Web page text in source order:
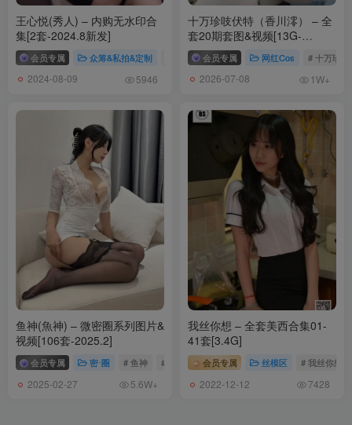
[2026.1.21]
Umeko J – NO.184 Blanc Fortune Express[75P-4V-1.06G]
[12.27]
Umeko J – NO.182 Chun Li Outfit 4[98P-8V-1.41G]
Umeko J – NO.181 Cammy White [102P7V-1.41GB]
[11.22]
Umeko J – NO.180 Morrigan Aensland[95P-9V-2.39G]
[11.4]
Umeko J – NO.179 Elegg (NIKKE)[95P-6V-1.88G]
王心悦(秀人) – 内购无水印合
集[2套-2024.8新发]
会员专属 众筹&私拍&定制 # 王心悦
2024-08-09 5946
十万珍吱伏特（香川澪） – 全
套20期套图&视频[13G-
2026.7]
会员专属 网红Cos # 十万珍吱
2026-07-08 1W+
鱼神(魚神) – 微密圈系列图片&
视频[106套-2025.2]
会员专属 密⋅圈 # 鱼神 # 鱼神微密圈 # 魚神
2025-02-27 5.6W+
我丝你想 – 全套美西合集01-
41套[3.4G]
会员专属 丝模区 # 我丝你想
2022-12-12 7428